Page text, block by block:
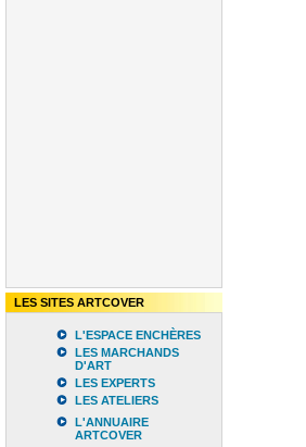
LES SITES ARTCOVER
L'ESPACE ENCHÈRES
LES MARCHANDS
D'ART
LES EXPERTS
LES ATELIERS
L'ANNUAIRE
ARTCOVER